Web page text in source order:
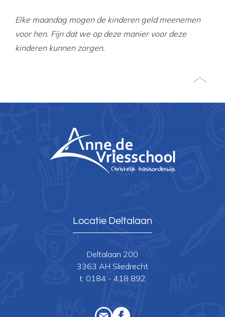
Elke maandag mogen de kinderen geld meenemen
voor hen. Fijn dat we op deze manier voor deze
kinderen kunnen zorgen.
Locatie Deltalaan
Deltalaan 200
3363 AH Sliedrecht
t: 0184 - 418 892